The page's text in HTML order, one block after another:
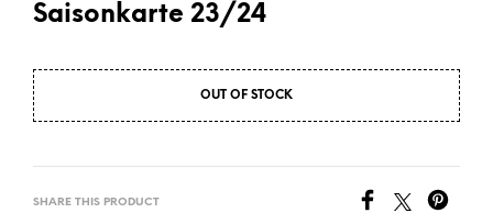
Saisonkarte 23/24
OUT OF STOCK
SHARE THIS PRODUCT